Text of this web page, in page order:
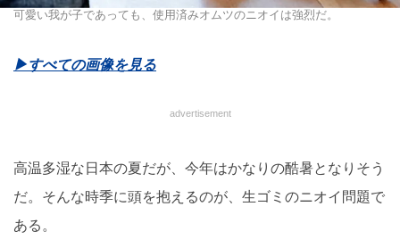
可愛い我が子であっても、使用済みオムツのニオイは強烈だ。
▶︎すべての画像を見る
advertisement
高温多湿な日本の夏だが、今年はかなりの酷暑となりそう
だ。そんな時季に頭を抱えるのが、生ゴミのニオイ問題で
ある。